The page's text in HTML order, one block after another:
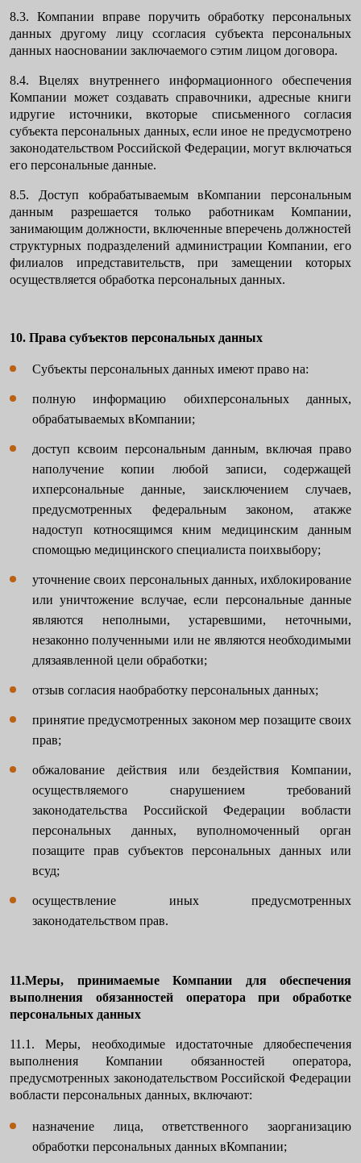
8.3. Компании вправе поручить обработку персональных
данных другому лицу ссогласия субъекта персональных
данных наосновании заключаемого сэтим лицом договора.
8.4. Вцелях внутреннего информационного обеспечения
Компании может создавать справочники, адресные книги
идругие источники, вкоторые списьменного согласия
субъекта персональных данных, если иное не предусмотрено
законодательством Российской Федерации, могут включаться
его персональные данные.
8.5. Доступ кобрабатываемым вКомпании персональным
данным разрешается только работникам Компании,
занимающим должности, включенные вперечень должностей
структурных подразделений администрации Компании, его
филиалов ипредставительств, при замещении которых
осуществляется обработка персональных данных.
10. Права субъектов персональных данных
Субъекты персональных данных имеют право на:
полную информацию обихперсональных данных,
обрабатываемых вКомпании;
доступ ксвоим персональным данным, включая право
наполучение копии любой записи, содержащей
ихперсональные данные, заисключением случаев,
предусмотренных федеральным законом, атакже
надоступ котносящимся кним медицинским данным
спомощью медицинского специалиста поихвыбору;
уточнение своих персональных данных, ихблокирование
или уничтожение вслучае, если персональные данные
являются неполными, устаревшими, неточными,
незаконно полученными или не являются необходимыми
длязаявленной цели обработки;
отзыв согласия наобработку персональных данных;
принятие предусмотренных законом мер позащите своих
прав;
обжалование действия или бездействия Компании,
осуществляемого снарушением требований
законодательства Российской Федерации вобласти
персональных данных, вуполномоченный орган
позащите прав субъектов персональных данных или
всуд;
осуществление иных предусмотренных
законодательством прав.
11.Меры, принимаемые Компании для обеспечения
выполнения обязанностей оператора при обработке
персональных данных
11.1. Меры, необходимые идостаточные дляобеспечения
выполнения Компании обязанностей оператора,
предусмотренных законодательством Российской Федерации
вобласти персональных данных, включают:
назначение лица, ответственного заорганизацию
обработки персональных данных вКомпании;